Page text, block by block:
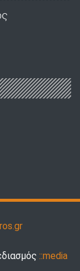
::media